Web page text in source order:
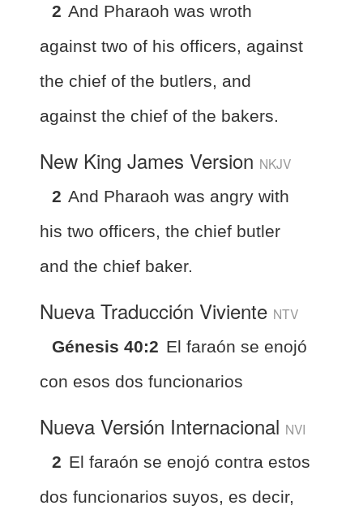
2 And Pharaoh was wroth
against two of his officers, against
the chief of the butlers, and
against the chief of the bakers.
New King James Version NKJV
2 And Pharaoh was angry with
his two officers, the chief butler
and the chief baker.
Nueva Traducción Viviente NTV
Génesis 40:2 El faraón se enojó
con esos dos funcionarios
Nueva Versión Internacional NVI
2 El faraón se enojó contra estos
dos funcionarios suyos, es decir,